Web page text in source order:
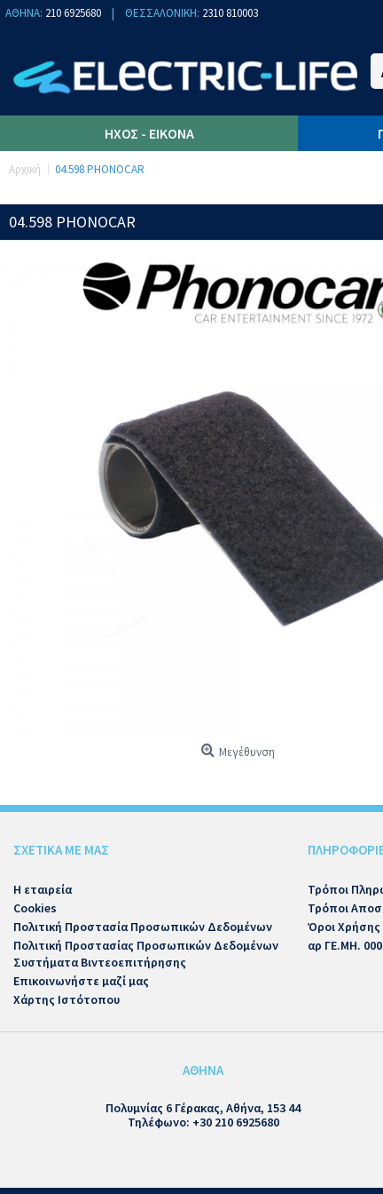
ΑΘΗΝΑ: 210 6925680 | ΘΕΣΣΑΛΟΝΙΚΗ: 2310 810003
ΉΧΟΣ - ΕΙΚΌΝΑ
Αρχική 04.598 PHONOCAR
04.598 PHONOCAR
Μεγέθυνση
ΣΧΕΤΙΚΑ ΜΕ ΜΑΣ
Η εταιρεία
Cookies
Πολιτική Προστασία Προσωπικών Δεδομένων
Πολιτική Προστασίας Προσωπικών Δεδομένων
Συστήματα Βιντεοεπιτήρησης
Επικοινωνήστε μαζί μας
Χάρτης Ιστότοπου
Τρόποι
Τρόποι
Όροι Χρήσης
αρ ΓΕ.ΜΗ.
ΑΘΗΝΑ
Πολυμνίας 6 Γέρακας, Αθήνα, 153 44
Τηλέφωνο: +30 210 6925680